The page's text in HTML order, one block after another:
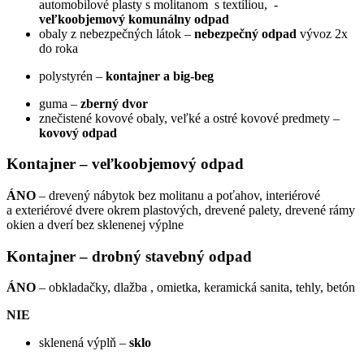
automobilové plasty s molitanom s textíliou, -
veľkoobjemový komunálny odpad
obaly z nebezpečných látok – nebezpečný odpad vývoz 2x
do roka
polystyrén – kontajner a big-beg
guma – zberný dvor
znečistené kovové obaly, veľké a ostré kovové predmety –
kovový odpad
Kontajner – veľkoobjemový odpad
ÁNO – drevený nábytok bez molitanu a poťahov, interiérové
a exteriérové dvere okrem plastových, drevené palety, drevené rámy
okien a dverí bez sklenenej výplne
Kontajner – drobný stavebný odpad
ÁNO – obkladačky, dlažba , omietka, keramická sanita, tehly, betón
NIE
sklenená výplň – sklo